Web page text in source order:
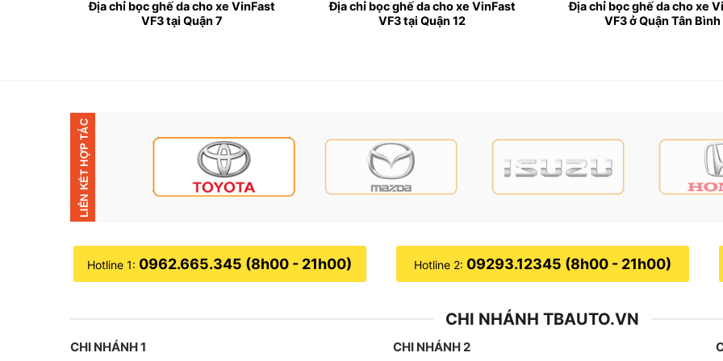
Địa chỉ bọc ghế da cho xe VinFast
VF3 tại Quận 7
Địa chỉ bọc ghế da cho xe VinFast
VF3 tại Quận 12
Địa chỉ bọc ghế da cho xe
VF3 ở Quận Tân Bình
Hotline 1: 0962.665.345 (8h00 - 21h00) Hotline 2: 09293.12345 (8h00 - 21h00)
CHI NHÁNH TBAUTO.VN
CHI NHÁNH 1 CHI NHÁNH 2